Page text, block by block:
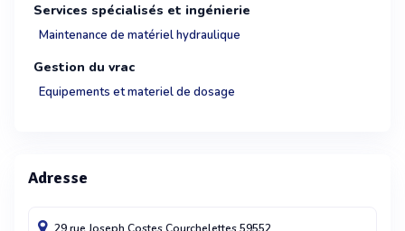
Services spécialisés et ingénierie
Maintenance de matériel hydraulique
Gestion du vrac
Equipements et materiel de dosage
Adresse